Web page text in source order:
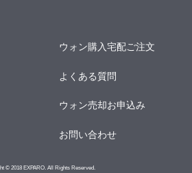
ウォン購入宅配ご注文
よくある質問
ウォン売却お申込み
お問い合わせ
© 2018 EXPARO. All Rights Reserved.